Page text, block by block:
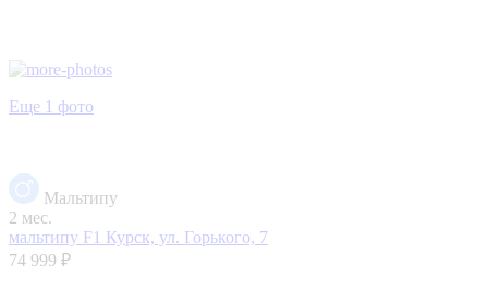
Еще 1 фото
Мальтипу
2 мес.
мальтипу F1 Курск, ул. Горького, 7
74 999 ₽